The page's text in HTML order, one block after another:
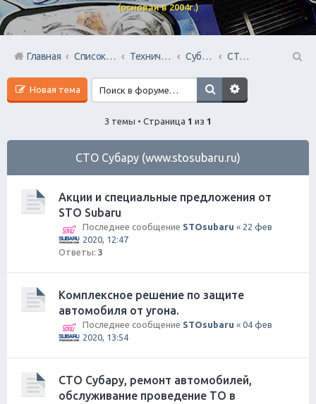
(основан в 2004г.)
Главная Список форумов Технический раздел Субару Cервисы Санкт-Петербурга
СТО Субару (www.stosubaru.ru)
Новая тема
3 темы • Страница 1 из 1
СТО Субару (www.stosubaru.ru)
Акции и специальные предложения от
STO Subaru
Последнее сообщение STOsubaru « 22 фев
2020, 12:47
Ответы: 3
Комплексное решение по защите
автомобиля от угона.
Последнее сообщение STOsubaru « 04 фев
2020, 13:54
СТО Субару, ремонт автомобилей,
обслуживание проведение ТО в